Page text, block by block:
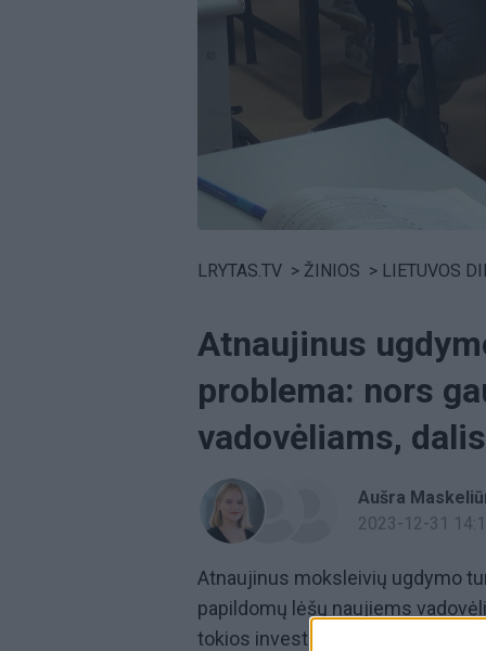
LRYTAS.TV > ŽINIOS > LIETUVOS
Atnaujinus
problema: nors
vadovėliams,
Aušra
2023-12-31
Atnaujinus moksleivių ugdymo
papildomų lėšų naujiems
tokios investicijos vertinamos